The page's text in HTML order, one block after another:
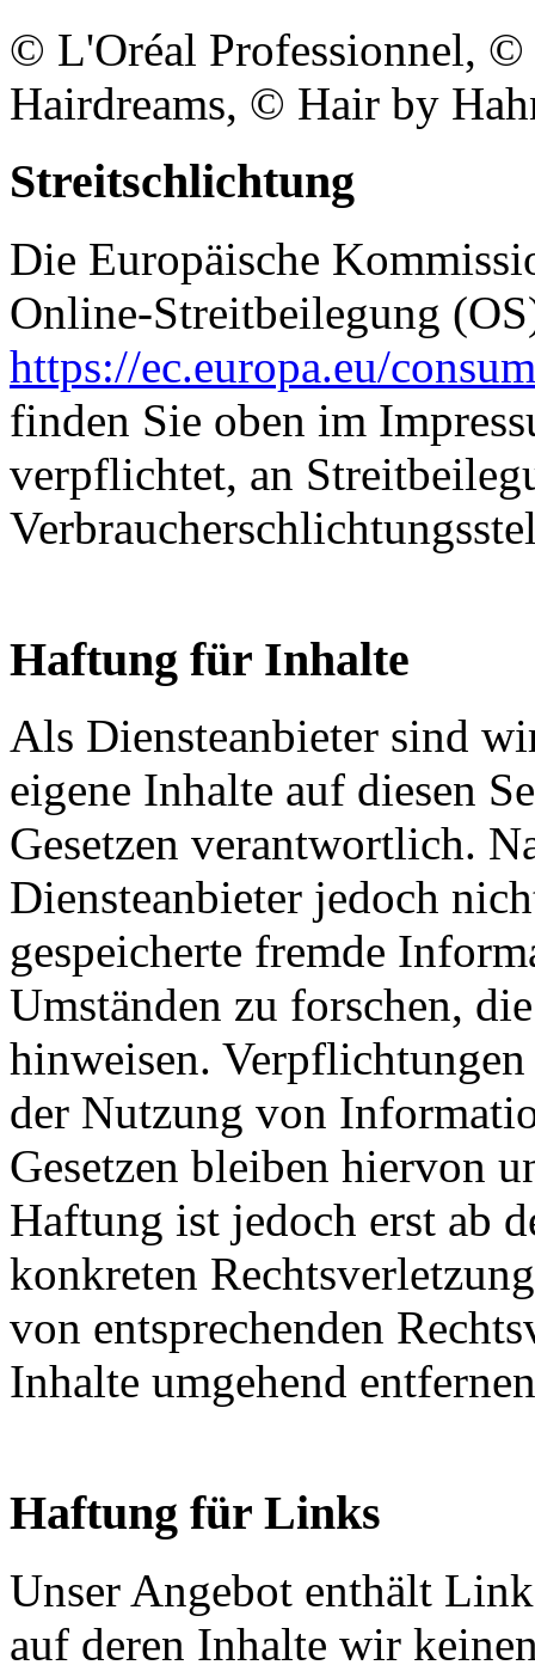
© L'Oréal Professionnel,
Hairdreams, © Hair by
Streitschlichtung
Die Europäische
Online-Streitbeilegung
https://ec.europa.eu/
finden Sie oben im
verpflichtet, an
Haftung für Inhalte
Als Diensteanbieter sind
eigene Inhalte auf diesen
Gesetzen verantwortlich.
Diensteanbieter jedoch
gespeicherte fremde
Umständen zu forschen,
hinweisen.
der Nutzung von
Gesetzen bleiben hiervon
Haftung ist jedoch erst ab
konkreten
von entsprechenden
Inhalte umgehend
Haftung für Links
Unser Angebot enthält
auf deren Inhalte wir